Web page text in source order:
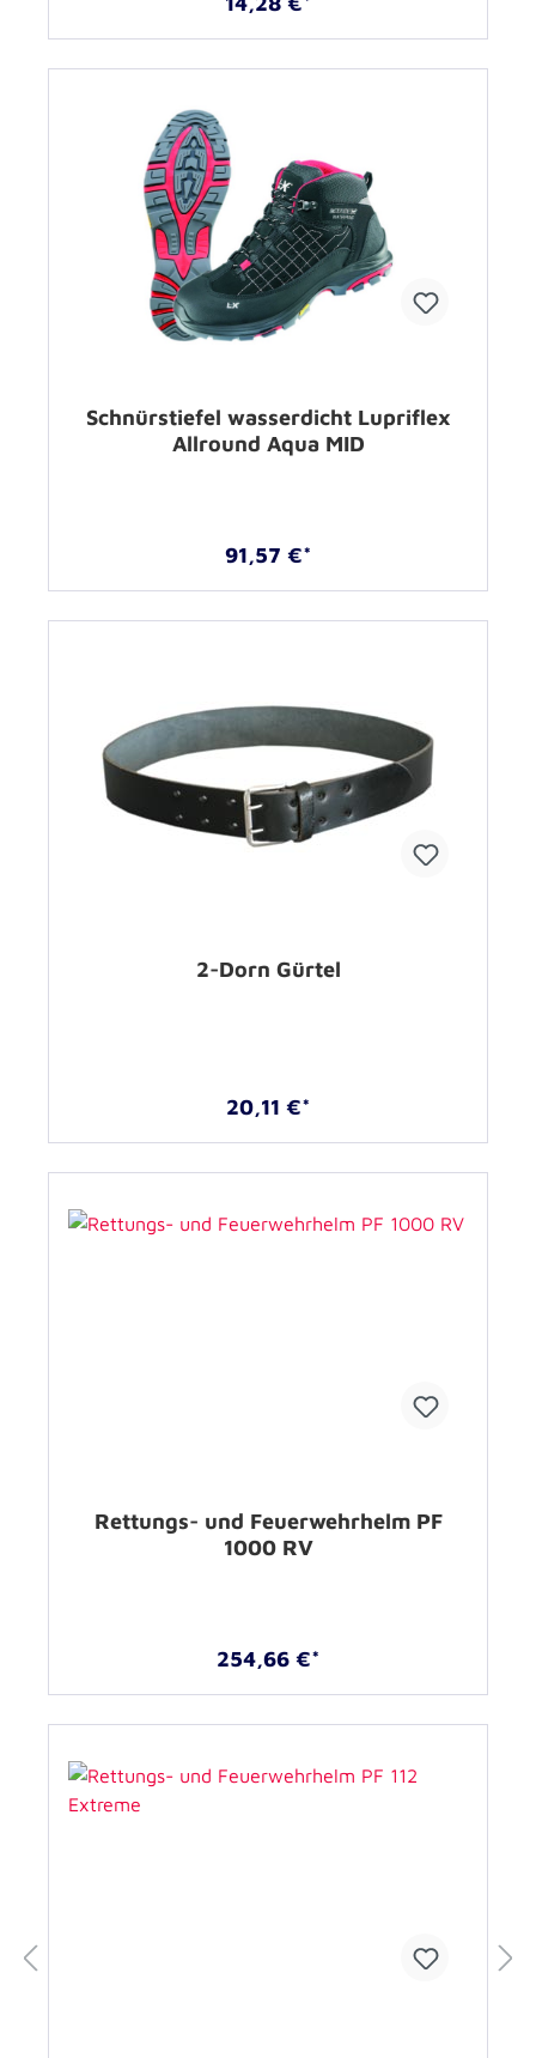
Schnürstiefel wasserdicht Lupriflex
Allround Aqua MID
91,57 €*
2-Dorn Gürtel
20,11 €*
Rettungs- und Feuerwehrhelm PF
1000 RV
254,66 €*